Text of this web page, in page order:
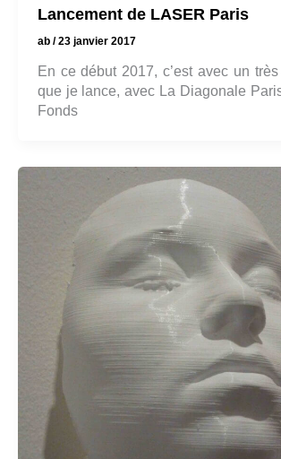
Lancement de LASER Paris
ab /23 janvier 2017
En ce début 2017, c’est avec un
que je lance, avec La Diagonale
Fonds